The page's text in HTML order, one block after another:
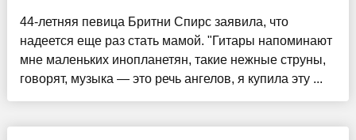
44-летняя певица Бритни Спирс заявила, что
надеется еще раз стать мамой. "Гитары напоминают
мне маленьких инопланетян, такие нежные струны,
говорят, музыка — это речь ангелов, я купила эту ...